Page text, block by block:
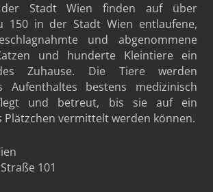
Stadt Wien finden auf über
150 in der Stadt Wien entlaufene,
und abgenommene
und hunderte Kleintiere ein
Zuhause. Die Tiere werden
Aufenthaltes bestens medizinisch
und betreut, bis sie auf ein
Plätzchen vermittelt werden können.
101